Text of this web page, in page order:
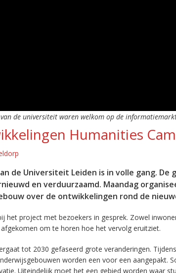
de universiteit waren welkom op de
Humanities
de Universiteit Leiden is in volle gang. De
en verduurzaamd. Maandag
over de ontwikkelingen rond de
het project met bezoekers in gesprek. Zowel
om te horen hoe het vervolg eruitziet.
tot 2030 gefaseerd grote veranderingen.
worden een voor een aangepakt.
Uiteindelijk moet het een gebied worden waar